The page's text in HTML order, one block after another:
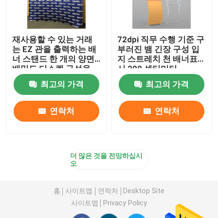
재사용할 수 있는 거래
는 EZ 관을 출력하는 배
너 스탠드 한 개의 양면
배밀도 디스켓 구성을
보여줍니다
최고의 가격
연락처
72dpi 직무 수행 기준 구
부러진 뱀 긴장 구성 입
지 스트레치 천 배너표
시 200 센티미터
최고의 가격
연락처
더 많은 것을 전망하십시
오
홈 사이트맵 연락처
Desktop Site
사이트맵
Privacy Policy